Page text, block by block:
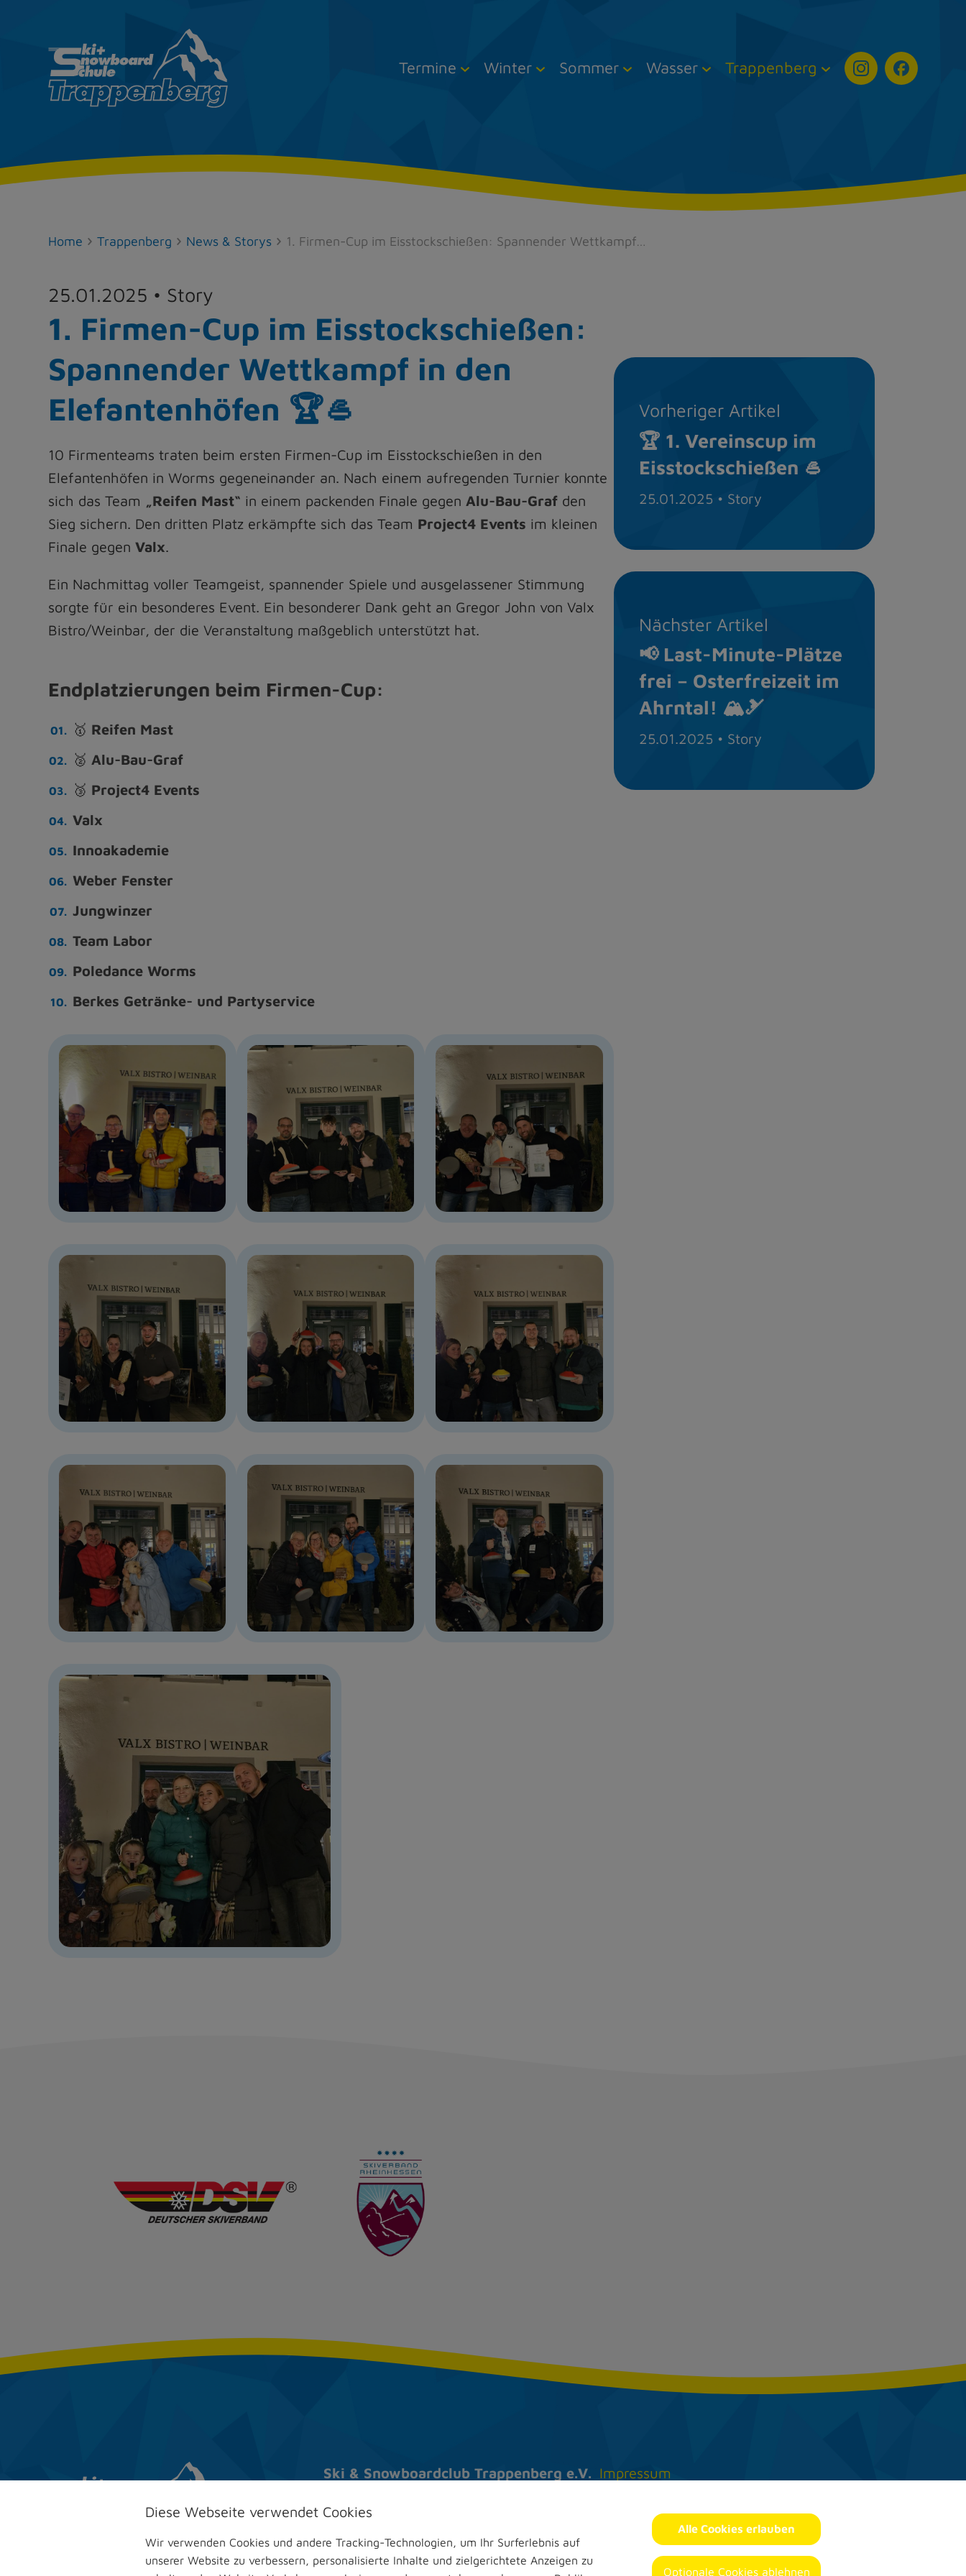
Termine Winter Sommer Wasser Trappenberg
Home Trappenberg News & Storys 1. Firmen-Cup im Eisstockschießen: Spannender Wettkampf…
25.01.2025 • Story
1. Firmen-Cup im Eisstockschießen:
Spannender Wettkampf in den
Elefantenhöfen 🏆🥌
10 Firmenteams traten beim ersten Firmen-Cup im Eisstockschießen in den
Elefantenhöfen in Worms gegeneinander an. Nach einem aufregenden Turnier konnte
sich das Team „Reifen Mast“ in einem packenden Finale gegen Alu-Bau-Graf den
Sieg sichern. Den dritten Platz erkämpfte sich das Team Project4 Events im kleinen
Finale gegenValx.
Ein Nachmittag voller Teamgeist, spannender Spiele und ausgelassener Stimmung
sorgte für ein besonderes Event. Ein besonderer Dank geht an Gregor John von Valx
Bistro/Weinbar, der die Veranstaltung maßgeblich unterstützt hat.
Endplatzierungen beim Firmen-Cup:
🥇 Reifen Mast
🥈 Alu-Bau-Graf
🥉 Project4 Events
Valx
Innoakademie
Weber Fenster
Jungwinzer
Team Labor
Poledance Worms
Berkes Getränke- und Partyservice
Vorheriger Artikel
🏆 1. Vereinscup im
Eisstockschießen 🥌
25.01.2025 • Story
Nächster Artikel
📢 Last-Minute-Plätze
frei – Osterfreizeit im
Ahrntal! 🏔🎿
25.01.2025 • Story
Ski & Snow­board­clubTrappenberg e.V.
67551 Worms
Telefon:+49 (0) 6247 905836
Impressum
Cookie-Einstellungen
© 2026 SSC Trappenberg
Diese Webseite verwendet Cookies
Wir verwenden Cookies und andere Tracking-Technologien, um Ihr Surferlebnis auf
unserer Website zu verbessern, personalisierte Inhalte und zielgerichtete Anzeigen zu
Alle Cookies erlauben
Optionale Cookies ablehnen